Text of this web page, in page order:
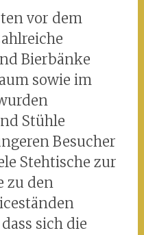
vor dem
Bierbänke
sowie im
Stühle
Besucher
Stehtische zur
zu den
sich die